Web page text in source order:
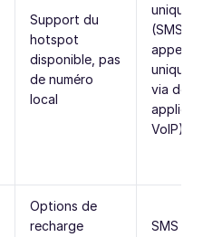
Support du
hotspot
disponible, pas
de numéro
local
(SMS et
appels
via des
VoIP)
Options de
recharge
SMS